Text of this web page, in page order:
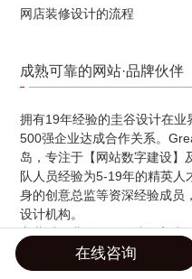
网店装修设计的流程
成熟可靠的网站·品牌伙伴
拥有19年经验的圭谷设计在
500强企业达成合作关系。
岛，专注于【网站数字建设】
队人员经验为5-19年的精英人
身的创意总监等资深经验成员
设计机构。
主营以下业务：网站数字建
在线咨询